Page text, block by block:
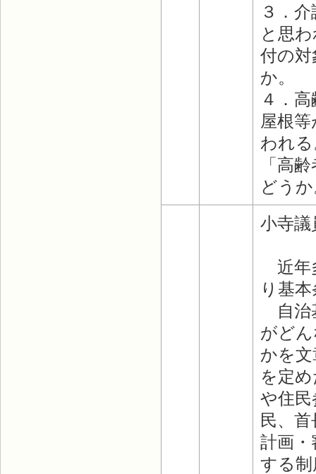
３．
と思
付の
か。
４．
屋根
われ
「高
どう
小寺
近年
り基
自治
がど
かを
を定
や住
民、
計画・
する